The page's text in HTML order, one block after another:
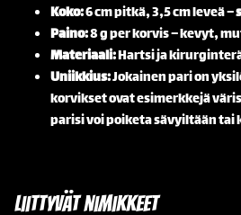
Koko:6 cm pitkä, 3,5 cm leveä –
Paino:8 g per korvis – kevyt,
Materiaali:Hartsi ja
Uniikkius:Jokainen pari on
korvikset ovat esimerkkejä
parisi voi poiketa sävyiltään
Liittyvät nimikkeet